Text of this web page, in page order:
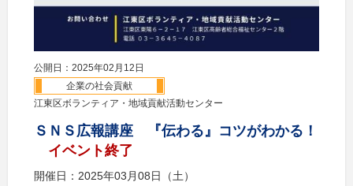
公開日：2025年02月12日
企業の社会貢献
江東区ボランティア・地域貢献活動センター
ＳＮＳ広報講座 『伝わる』コツがわかる！
イベント終了
開催日：2025年03月08日（土）